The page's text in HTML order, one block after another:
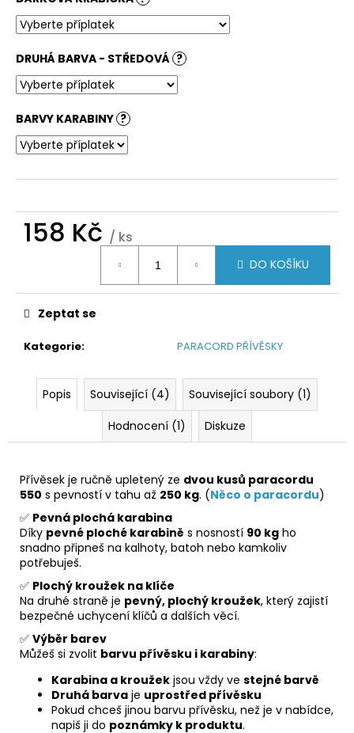
DRUHÁ BARVA - STŘEDOVÁ ?
BARVY KARABINY ?
158 Kč / ks
DO KOŠÍKU
Kategorie: PARACORD PŘÍVĚSKY
Zeptat se
Popis Související (4)
Související soubory (1)
Hodnocení (1)
Diskuze
Přívěsek je ručně upletený ze dvou kusů paracordu
550 s pevností v tahu až 250 kg. (Něco o paracordu)
✅ Pevná plochá karabina
Díky pevné ploché karabině s nosností 90 kg ho
snadno připneš na kalhoty, batoh nebo kamkoliv
potřebuješ.
✅ Plochý kroužek na klíče
Na druhé straně je pevný, plochý kroužek, který zajistí
bezpečné uchycení klíčů a dalších věcí.
✅ Výběr barev
Můžeš si zvolit barvu přívěsku i karabiny:
Karabina a kroužek jsou vždy ve stejné barvě
Druhá barva je uprostřed přívěsku
Pokud chceš jinou barvu přívěsku, než je v nabídce,
napiš ji do poznámky k produktu.